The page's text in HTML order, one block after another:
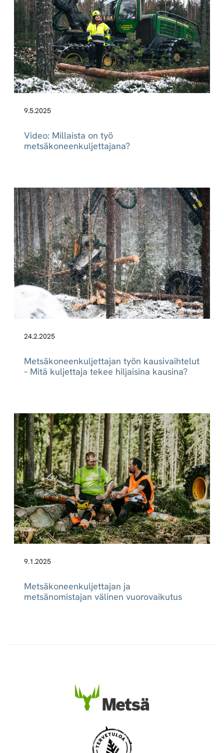
9.5.2025
Video: Millaista on työ
metsäkoneenkuljettajana?
24.2.2025
Metsäkoneenkuljettajan työn kausivaihtelut
– Mitä kuljettaja tekee hiljaisina kausina?
9.1.2025
Metsäkoneenkuljettajan ja
metsänomistajan välinen vuorovaikutus